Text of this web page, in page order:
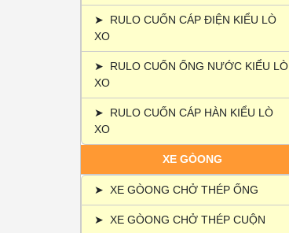
➤
RULO CUỐN CÁP ĐIỆN KIỂU LÒ
XO
➤
RULO CUỐN ỐNG NƯỚC KIỂU LÒ
XO
➤
RULO CUỐN CÁP HÀN KIỂU LÒ
XO
XE GÒONG
➤ XE GÒONG CHỞ THÉP ỐNG
➤ XE GÒONG CHỞ THÉP CUỘN